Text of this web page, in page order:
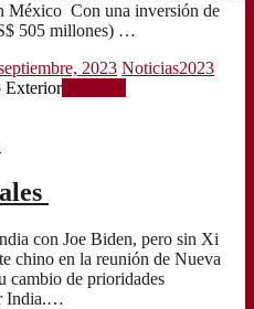
México Con una inversión de
505 millones) …
2023 Noticias2023
Exterior
con Joe Biden, pero sin Xi
chino en la reunión de Nueva
cambio de prioridades
India.…